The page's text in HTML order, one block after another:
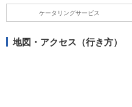
ケータリングサービス
地図・アクセス（行き方）